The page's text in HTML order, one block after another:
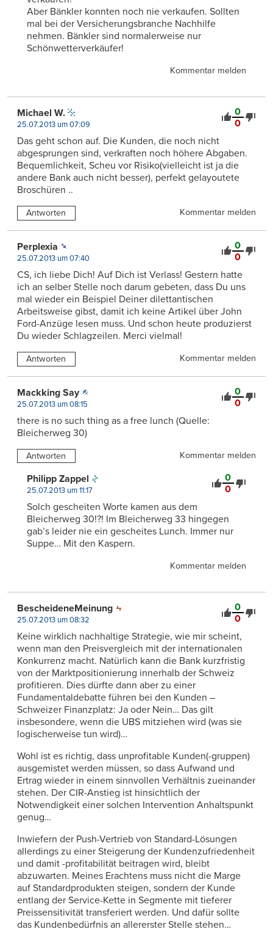
Aber Bänkler konnten noch nie verkaufen. Sollten
mal bei der Versicherungsbranche Nachhilfe
nehmen. Bänkler sind normalerweise nur
Schönwetterverkäufer!
Kommentar melden
0
0
Michael W.
25.07.2013 um 07:09
Das geht schon auf. Die Kunden, die noch nicht
abgesprungen sind, verkraften noch höhere Abgaben.
Bequemlichkeit, Scheu vor Risiko(vielleicht ist ja die
andere Bank auch nicht besser), perfekt gelayoutete
Broschüren ..
Antworten Kommentar melden
0
0
Perplexia
25.07.2013 um 07:40
CS, ich liebe Dich! Auf Dich ist Verlass! Gestern hatte
ich an selber Stelle noch darum gebeten, dass Du uns
mal wieder ein Beispiel Deiner dilettantischen
Arbeitsweise gibst, damit ich keine Artikel über John
Ford-Anzüge lesen muss. Und schon heute produzierst
Du wieder Schlagzeilen. Merci vielmal!
Antworten Kommentar melden
0
0
Mackking Say
25.07.2013 um 08:15
there is no such thing as a free lunch (Quelle:
Bleicherweg 30)
Antworten Kommentar melden
0
0
Philipp Zappel
25.07.2013 um 11:17
Solch gescheiten Worte kamen aus dem
Bleicherweg 30!?! Im Bleicherweg 33 hingegen
gab’s leider nie ein gescheites Lunch. Immer nur
Suppe… Mit den Kaspern.
Kommentar melden
0
0
BescheideneMeinung
25.07.2013 um 08:32
Keine wirklich nachhaltige Strategie, wie mir scheint,
wenn man den Preisvergleich mit der internationalen
Konkurrenz macht. Natürlich kann die Bank kurzfristig
von der Marktpositionierung innerhalb der Schweiz
profitieren. Dies dürfte dann aber zu einer
Fundamentaldebatte führen bei den Kunden –
Schweizer Finanzplatz: Ja oder Nein… Das gilt
insbesondere, wenn die UBS mitziehen wird (was sie
logischerweise tun wird)…
Wohl ist es richtig, dass unprofitable Kunden(-gruppen)
ausgemistet werden müssen, so dass Aufwand und
Ertrag wieder in einem sinnvollen Verhältnis zueinander
stehen. Der CIR-Anstieg ist hinsichtlich der
Notwendigkeit einer solchen Intervention Anhaltspunkt
genug…
Inwiefern der Push-Vertrieb von Standard-Lösungen
allerdings zu einer Steigerung der Kundenzufriedenheit
und damit -profitabilität beitragen wird, bleibt
abzuwarten. Meines Erachtens muss nicht die Marge
auf Standardprodukten steigen, sondern der Kunde
entlang der Service-Kette in Segmente mit tieferer
Preissensitivität transferiert werden. Und dafür sollte
das Kundenbedürfnis an allererster Stelle stehen…